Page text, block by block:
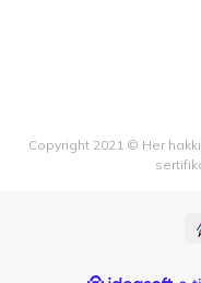
Copyright 2021 © Her